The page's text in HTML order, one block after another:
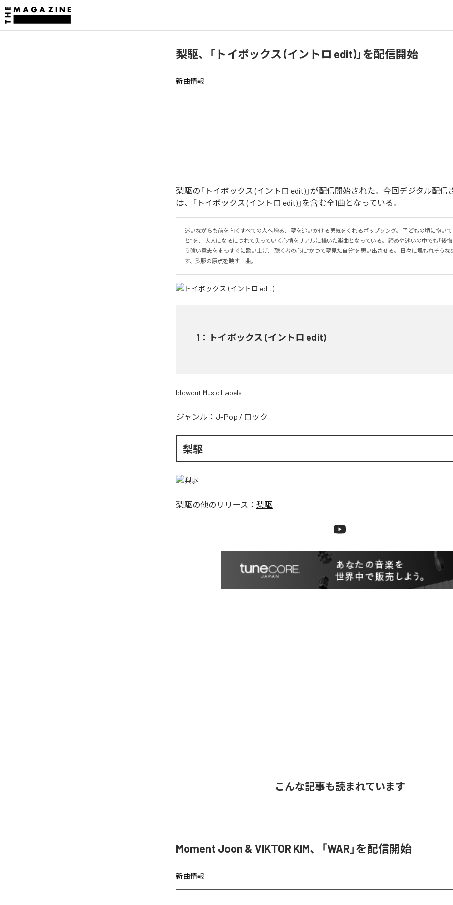
梨駆、「トイボックス (イントロ edit)」を配信開始
新曲情報
梨駆の「トイボックス (イントロ edit)」が配信開始された。今回デジタル配信
は、「トイボックス (イントロ edit)」を含む全1曲となっている。
迷いながらも前を向くすべての人へ贈る、 夢を追いかける勇気をくれるポップソング。 子どもの頃に抱いて
と” を、 大人になるにつれて失っていく心情をリアルに描いた楽曲となっている。 諦めや迷いの中でも「後悔
う強い意志をまっすぐに歌い上げ、 聴く者の心に“かつて夢見た自分”を思い出させる。 日々に埋もれそうな
す、梨駆の原点を映す一曲。
1 ： トイボックス (イントロ edit)
blowout Music Labels
ジャンル： J-Pop / ロック
梨駆
梨駆の他のリリース： 梨駆
こんな記事も読まれています
Moment Joon & VIKTOR KIM、「WAR」を配信開始
新曲情報